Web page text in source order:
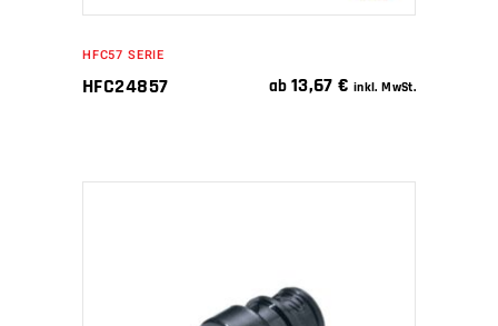
HFC57 SERIE
HFC24857 ab 13,67€ inkl. MwSt.